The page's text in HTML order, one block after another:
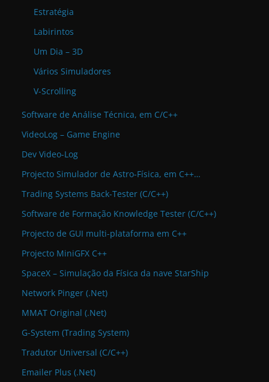
Estratégia
Labirintos
Um Dia – 3D
Vários Simuladores
V-Scrolling
Software de Análise Técnica, em C/C++
VideoLog – Game Engine
Dev Video-Log
Projecto Simulador de Astro-Física, em C++…
Trading Systems Back-Tester (C/C++)
Software de Formação Knowledge Tester (C/C++)
Projecto de GUI multi-plataforma em C++
Projecto MiniGFX C++
SpaceX – Simulação da Física da nave StarShip
Network Pinger (.Net)
MMAT Original (.Net)
G-System (Trading System)
Tradutor Universal (C/C++)
Emailer Plus (.Net)